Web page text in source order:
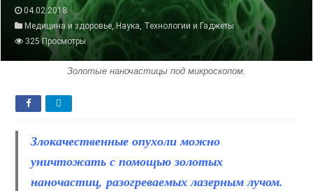
04.02.2018
Медицина и здоровье, Наука, Технологии и Гаджеты
325 Просмотры
Золотые наночастицы под микроскопом.
Злокачественные опухоли можно
уничтожать с помощью золотых
наночастиц, разогреваемых лазерным лучом.